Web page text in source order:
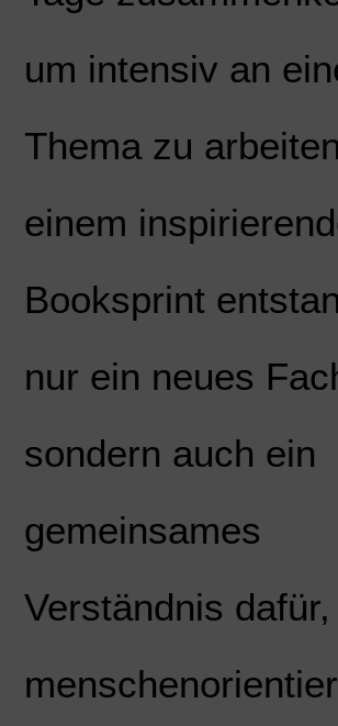
um intensiv an
Thema zu
einem
Booksprint
nur ein neues
sondern auch ein
gemeinsames
Verständnis